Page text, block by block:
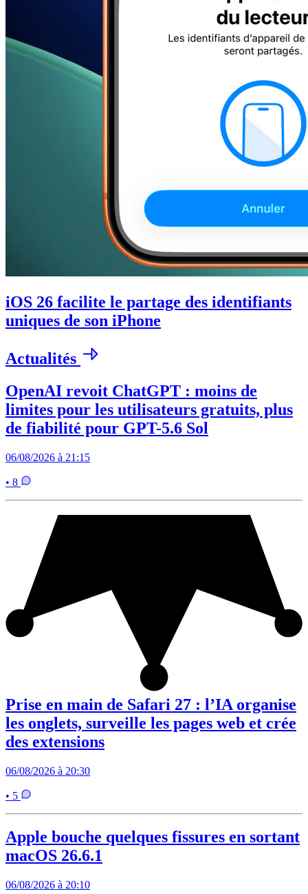
iOS 26 facilite le partage des identifiants
uniques de son iPhone
Actualités
OpenAI revoit ChatGPT : moins de
limites pour les utilisateurs gratuits, plus
de fiabilité pour GPT-5.6 Sol
06/08/2026 à 21:15
• 8
Prise en main de Safari 27 : l’IA organise
les onglets, surveille les pages web et crée
des extensions
06/08/2026 à 20:30
• 5
Apple bouche quelques fissures en sortant
macOS 26.6.1
06/08/2026 à 20:10